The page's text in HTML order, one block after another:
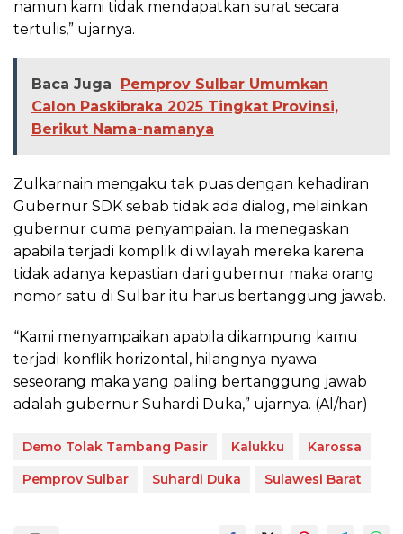
namun kami tidak mendapatkan surat secara
tertulis,” ujarnya.
Baca Juga
Pemprov Sulbar Umumkan
Calon Paskibraka 2025 Tingkat Provinsi,
Berikut Nama-namanya
Zulkarnain mengaku tak puas dengan kehadiran
Gubernur SDK sebab tidak ada dialog, melainkan
gubernur cuma penyampaian. Ia menegaskan
apabila terjadi komplik di wilayah mereka karena
tidak adanya kepastian dari gubernur maka orang
nomor satu di Sulbar itu harus bertanggung jawab.
“Kami menyampaikan apabila dikampung kamu
terjadi konflik horizontal, hilangnya nyawa
seseorang maka yang paling bertanggung jawab
adalah gubernur Suhardi Duka,” ujarnya. (Al/har)
Demo Tolak Tambang Pasir Kalukku
Karossa
Pemprov Sulbar
Suhardi Duka Sulawesi Barat